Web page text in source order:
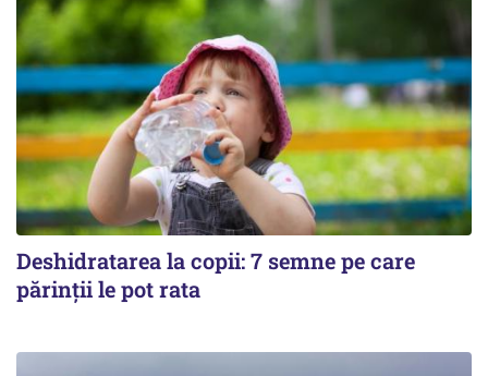
Deshidratarea la copii: 7 semne pe care
părinții le pot rata